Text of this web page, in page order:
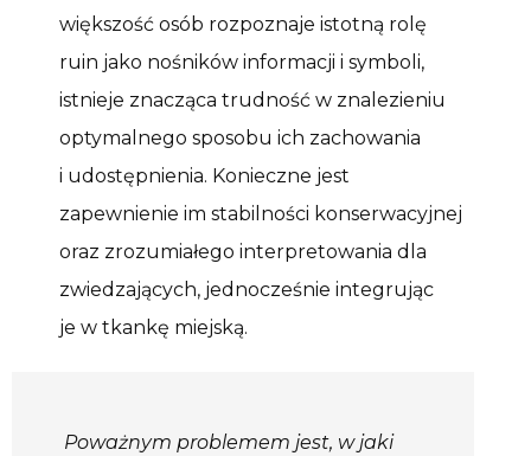
większość osób rozpoznaje istotną rolę
ruin jako nośników informacji i symboli,
istnieje znacząca trudność w znalezieniu
optymalnego sposobu ich zachowania
i udostępnienia. Konieczne jest
zapewnienie im stabilności konserwacyjnej
oraz zrozumiałego interpretowania dla
zwiedzających, jednocześnie integrując
je w tkankę miejską.
Poważnym problemem jest, w jaki